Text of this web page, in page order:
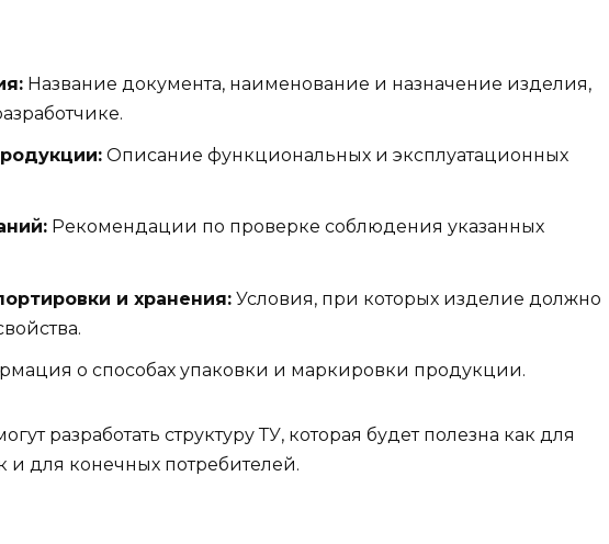
Название документа, наименование и назначение изделия,
Описание функциональных и эксплуатационных
Рекомендации по проверке соблюдения указанных
и хранения: Условия, при которых изделие должно
о способах упаковки и маркировки продукции.
разработать структуру ТУ, которая будет полезна как для
и для конечных потребителей.